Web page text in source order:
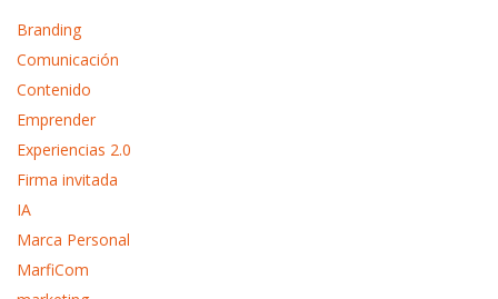
Branding
Comunicación
Contenido
Emprender
Experiencias 2.0
Firma invitada
IA
Marca Personal
MarfiCom